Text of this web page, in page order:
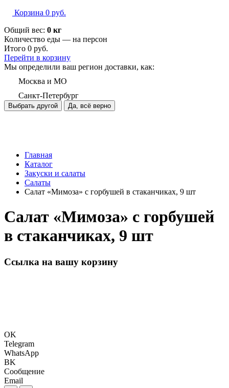
Корзина 0 руб.
Общий вес: 0 кг
Количество еды — на персон
Итого 0 руб.
Перейти в корзину
Мы определили ваш регион доставки, как:
Москва и МО
Санкт-Петербург
Выбрать другой Да, всё верно
Главная
Каталог
Закуски и салаты
Салаты
Салат «Мимоза» с горбушей в стаканчиках, 9 шт
Салат «Мимоза» с горбушей
в стаканчиках, 9 шт
Ссылка на вашу корзину
OK
Telegram
WhatsApp
BK
Сообщение
Email